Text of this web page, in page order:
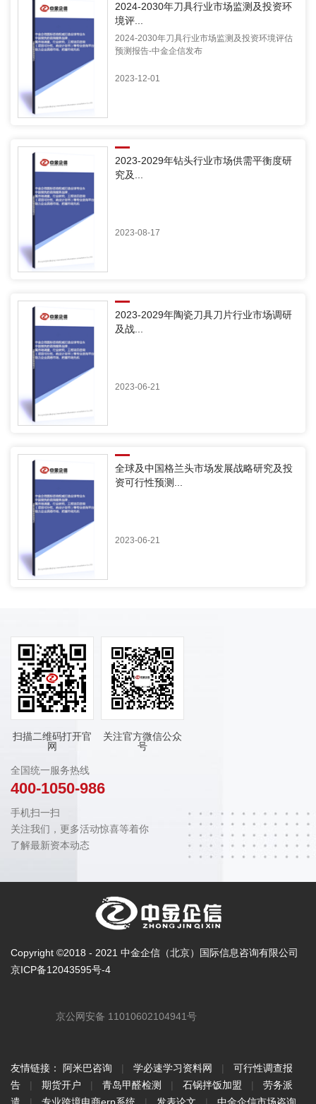
2024-2030年刀具行业市场监测及投资环
境评...
2024-2030年刀具行业市场监测及投资环境评估
预测报告-中金企信发布
2023-12-01
2023-2029年钻头行业市场供需平衡度研
究及...
2023-08-17
2023-2029年陶瓷刀具刀片行业市场调研
及战...
2023-06-21
全球及中国格兰头市场发展战略研究及投
资可行性预测...
2023-06-21
扫描二维码打开官
网
关注官方微信公众
号
全国统一服务热线
400-1050-986
手机扫一扫
关注我们，更多活动惊喜等着你
了解最新资本动态
Copyright ©2018 - 2021 中金企信（北京）国际信息咨询有限公司
京ICP备12043595号-4
京公网安备 11010602104941号
友情链接： 阿米巴咨询 | 学必速学习资料网 |
可行性调查报
告
| 期货开户 | 青岛甲醛检测 | 石锅拌饭加盟 |
劳务派